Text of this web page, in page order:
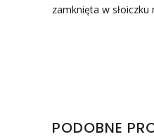
zamknięta w
PODOBNE